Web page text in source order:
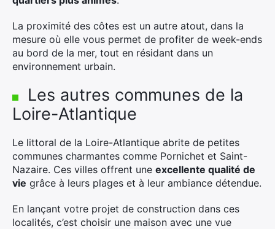
La proximité des côtes est un autre atout, dans la
mesure où elle vous permet de profiter de week-ends
au bord de la mer, tout en résidant dans un
environnement urbain.
Les autres communes de la
Loire-Atlantique
Le littoral de la Loire-Atlantique abrite de petites
communes charmantes comme Pornichet et Saint-
Nazaire. Ces villes offrent une excellente qualité de
vie grâce à leurs plages et à leur ambiance détendue.
En lançant votre projet de construction dans ces
localités, c’est choisir une maison avec une vue
Rechercher
: